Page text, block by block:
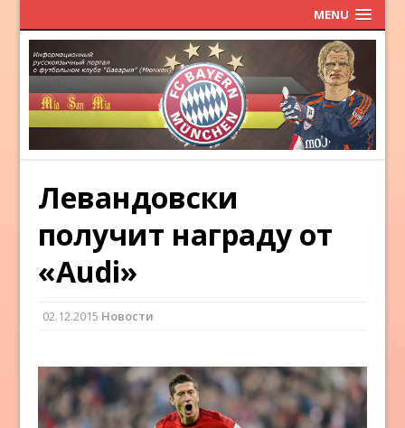
MENU
Левандовски
получит награду от
«Audi»
02.12.2015 Новости